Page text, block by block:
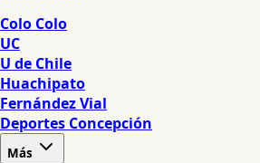
Colo Colo
UC
U de Chile
Huachipato
Fernández Vial
Deportes Concepción
Más